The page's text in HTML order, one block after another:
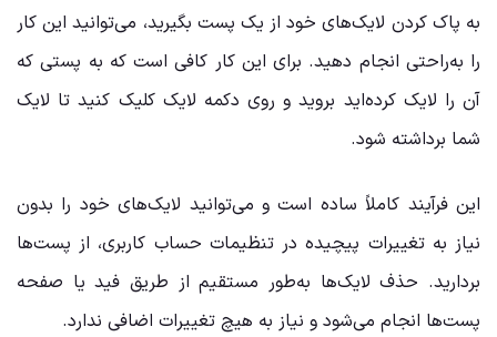
به پاک کردن لایک‌های خود از یک پست بگیرید، می‌توانید این کار
را به‌راحتی انجام دهید. برای این کار کافی است که به پستی که
آن را لایک کرده‌اید بروید و روی دکمه لایک کلیک کنید تا لایک
شما برداشته شود.
این فرآیند کاملاً ساده است و می‌توانید لایک‌های خود را بدون
نیاز به تغییرات پیچیده در تنظیمات حساب کاربری، از پست‌ها
بردارید. حذف لایک‌ها به‌طور مستقیم از طریق فید یا صفحه
پست‌ها انجام می‌شود و نیاز به هیچ تغییرات اضافی ندارد.